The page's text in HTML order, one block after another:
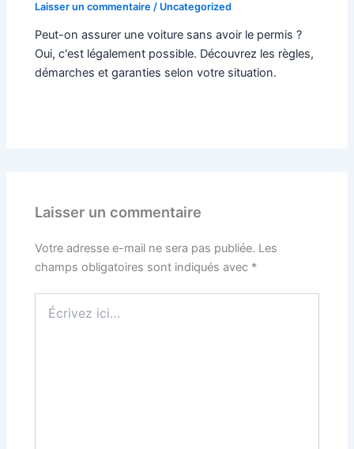
Laisser un commentaire / Uncategorized
Peut-on assurer une voiture sans avoir le permis ?
Oui, c'est légalement possible. Découvrez les règles,
démarches et garanties selon votre situation.
Laisser un commentaire
Votre adresse e-mail ne sera pas publiée. Les
champs obligatoires sont indiqués avec *
ici…